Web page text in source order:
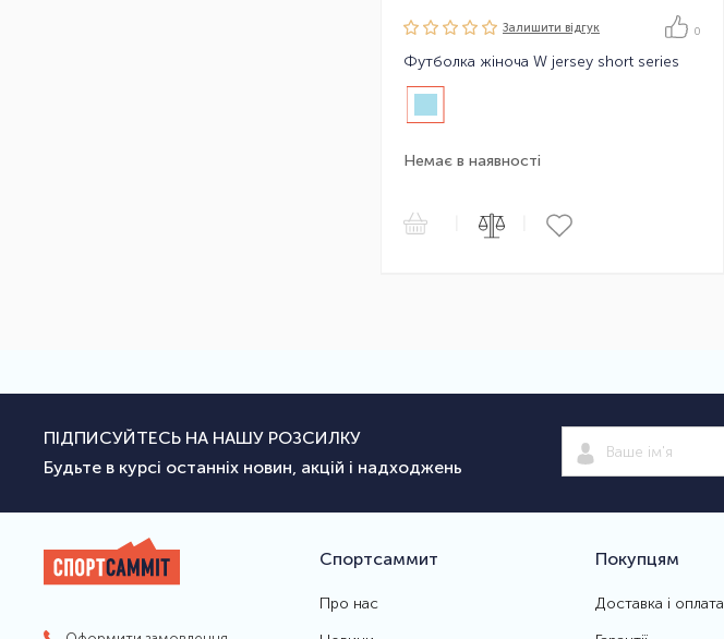
Залишити вiдгук 0
Футболка жіноча W jersey short series
Немає в наявності
ПІДПИСУЙТЕСЬ НА НАШУ РОЗСИЛКУ
Будьте в курсі останніх новин, акцій і надходжень
Спортсаммит
Про нас
Покупцям
Доставка і оплата